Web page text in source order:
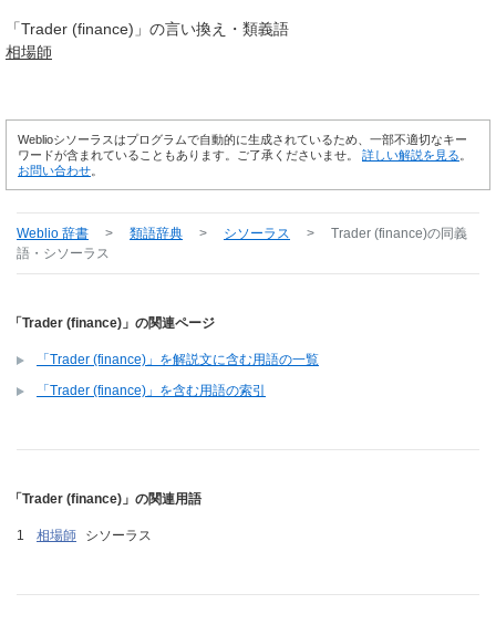
「Trader (finance) 」の言い換え・類義語
相場師
Weblioシソーラスはプログラムで自動的に生成されているため、一部不適切なキー
ワードが含まれていることもあります。ご了承くださいませ。 詳しい解説を見る
お問い合わせ
Weblio 辞書 > 類語辞典 > シソーラス > Trader (finance)の同義
語・シソーラス
「Trader (finance)」の関連ページ
「Trader (finance)」を解説文に含む用語の一覧
「Trader (finance)」を含む用語の索引
「Trader (finance)」の関連用語
相場師 シソーラス